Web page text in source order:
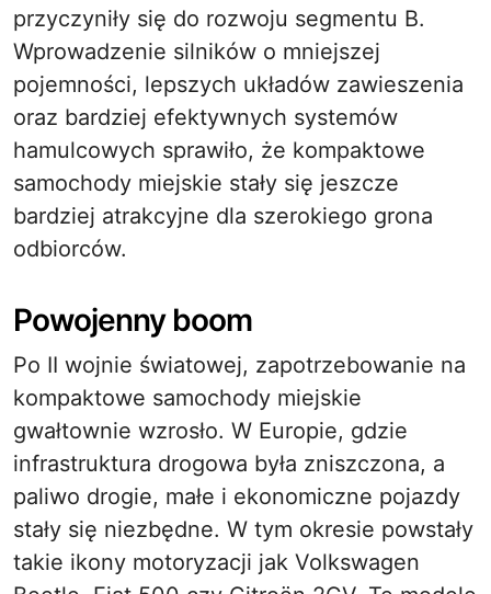
przyczyniły się do rozwoju segmentu B.
Wprowadzenie silników o mniejszej
pojemności, lepszych układów zawieszenia
oraz bardziej efektywnych systemów
hamulcowych sprawiło, że kompaktowe
samochody miejskie stały się jeszcze
bardziej atrakcyjne dla szerokiego grona
odbiorców.
Powojenny boom
Po II wojnie światowej, zapotrzebowanie na
kompaktowe samochody miejskie
gwałtownie wzrosło. W Europie, gdzie
infrastruktura drogowa była zniszczona, a
paliwo drogie, małe i ekonomiczne pojazdy
stały się niezbędne. W tym okresie powstały
takie ikony motoryzacji jak Volkswagen